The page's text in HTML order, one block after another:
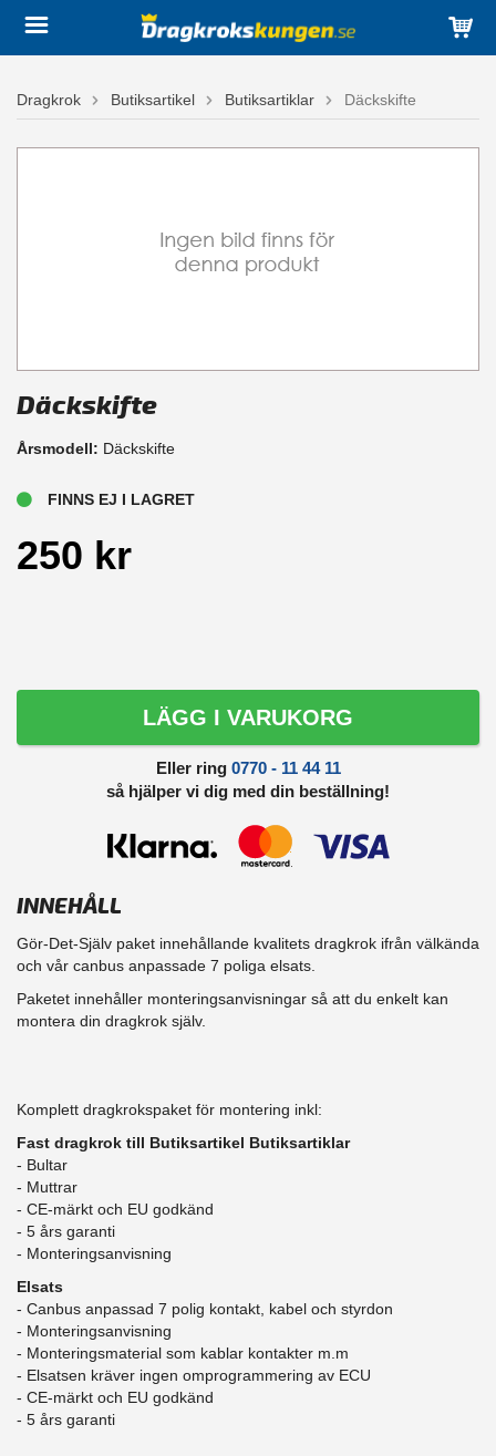
Dragkrok Butiksartikel Butiksartiklar Däckskifte
Däckskifte
Årsmodell: Däckskifte
FINNS EJ I LAGRET
250 kr
LÄGG I VARUKORG
Eller ring 0770 - 11 44 11
så hjälper vi dig med din beställning!
INNEHÅLL
Gör-Det-Själv paket innehållande kvalitets dragkrok ifrån välkända
och vår canbus anpassade 7 poliga elsats.
Paketet innehåller monteringsanvisningar så att du enkelt kan
montera din dragkrok själv.
Komplett dragkrokspaket för montering inkl:
Fast dragkrok till Butiksartikel Butiksartiklar
- Bultar
- Muttrar
- CE-märkt och EU godkänd
​- 5 års garanti
- Monteringsanvisning
Elsats
- Canbus anpassad 7 polig kontakt, kabel och styrdon
- Monteringsanvisning
- Monteringsmaterial som kablar kontakter m.m
- Elsatsen kräver ingen omprogrammering av ECU
- CE-märkt och EU godkänd
​- 5 års garanti